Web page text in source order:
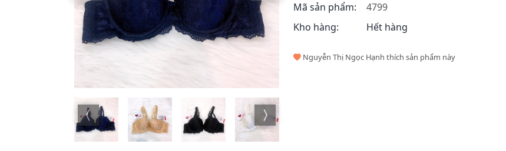
Mã sản phẩm:
4799
Kho hàng:
Hết hàng
Nguyễn Thị Ngọc Hạnh thích sản phẩm này